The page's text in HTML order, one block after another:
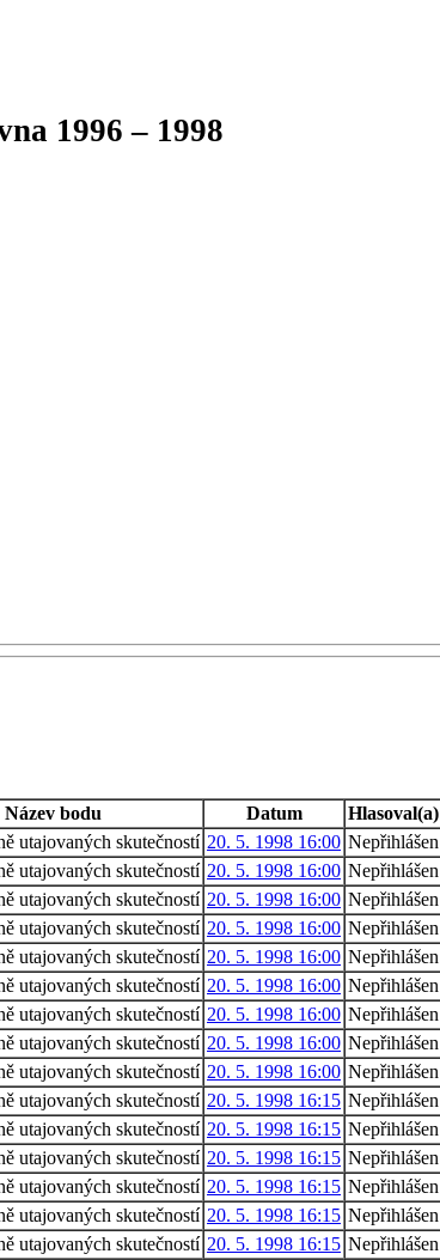
1996 – 1998
Název bodu Datum Hlasoval(a)
utajovaných skutečností 20. 5. 1998 16:00 Nepřihlášen
utajovaných skutečností 20. 5. 1998 16:00 Nepřihlášen
utajovaných skutečností 20. 5. 1998 16:00 Nepřihlášen
utajovaných skutečností 20. 5. 1998 16:00 Nepřihlášen
utajovaných skutečností 20. 5. 1998 16:00 Nepřihlášen
utajovaných skutečností 20. 5. 1998 16:00 Nepřihlášen
utajovaných skutečností 20. 5. 1998 16:00 Nepřihlášen
utajovaných skutečností 20. 5. 1998 16:00 Nepřihlášen
utajovaných skutečností 20. 5. 1998 16:00 Nepřihlášen
utajovaných skutečností 20. 5. 1998 16:15 Nepřihlášen
utajovaných skutečností 20. 5. 1998 16:15 Nepřihlášen
utajovaných skutečností 20. 5. 1998 16:15 Nepřihlášen
utajovaných skutečností 20. 5. 1998 16:15 Nepřihlášen
utajovaných skutečností 20. 5. 1998 16:15 Nepřihlášen
utajovaných skutečností 20. 5. 1998 16:15 Nepřihlášen